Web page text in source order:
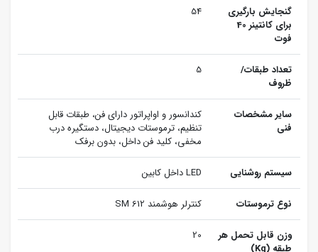
گنجایش بارگیری
برای کانتینر 40
فوت
54
تعداد طبقات/
ظروف
5
سایر مشخصات
فنی
کندانسور و اواپراتور دارای فن، طبقات قابل
تنظیم، ترموستات دیجیتال، دستگیره درب
مخفی، کلید فن داخل، بدون برفک
سیستم روشنایی LED داخل کابین
نوع ترموستات کنترلر هوشمند SM 612
وزن قابل تحمل هر
طبقه (Kg)
20